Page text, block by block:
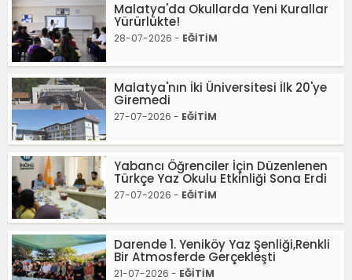
Malatya'da Okullarda Yeni Kurallar
Yürürlükte!
28-07-2026 - EĞİTİM
Malatya'nın İki Üniversitesi İlk 20'ye
Giremedi
27-07-2026 - EĞİTİM
Yabancı Öğrenciler İçin Düzenlenen
Türkçe Yaz Okulu Etkinliği Sona Erdi
27-07-2026 - EĞİTİM
Darende 1. Yeniköy Yaz Şenliği,Renkli
Bir Atmosferde Gerçekleşti
21-07-2026 - EĞİTİM